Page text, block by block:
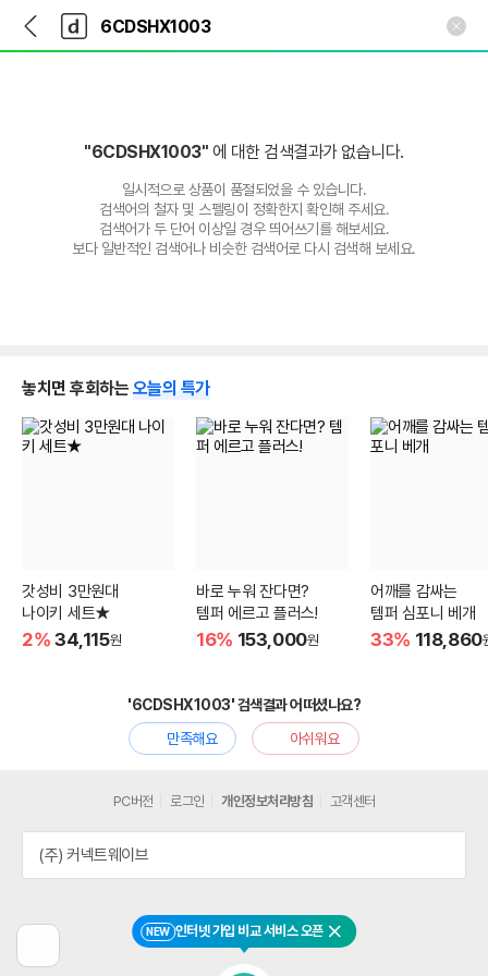
다
나
와
가
다
와
"6CDSHX1003" 에 대한 검색결과가 없습니다.
일시적으로 상품이 품절되었을 수 있습니다.
검색어의 철자 및 스펠링이 정확한지 확인해 주세요.
검색어가 두 단어 이상일 경우 띄어쓰기를 해보세요.
보다 일반적인 검색어나 비슷한 검색어로 다시 검색해 보세요.
놓치면 후회하는 오늘의 특가
갓성비 3만원대
나이키 세트★
2% 34,115원
바로 누워 잔다면?
템퍼 에르고 플러스!
16% 153,000원
어깨를 감싸는
템퍼 심포니 베개
33% 118,860
'6CDSHX1003' 검색결과 어떠셨나요?
만족해요
아쉬워요
전
NEW 인터넷 가입 비교 서비스 오픈 닫기
PC버전 로그인 개인정보처리방침 고객센터
(주) 커넥트웨이브